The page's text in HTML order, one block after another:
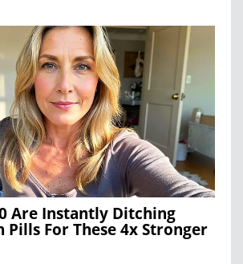
Are Instantly Ditching
For These 4x Stronger